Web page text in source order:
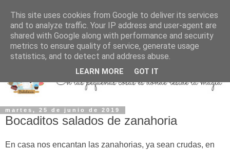
martes, 25 de junio de 2019
Bocaditos salados de zanahoria
En casa nos encantan las zanahorias, ya sean crudas, en
This site uses cookies from Google to deliver its services
and to analyze traffic. Your IP address and user-agent are
shared with Google along with performance and security
metrics to ensure quality of service, generate usage
statistics, and to detect and address abuse.
LEARN MORE GOT IT